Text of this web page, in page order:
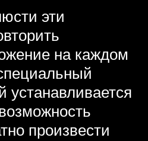
эти
на каждом
устанавливается
произвести